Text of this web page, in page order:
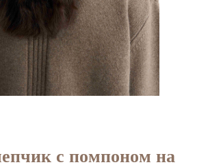
с помпоном на